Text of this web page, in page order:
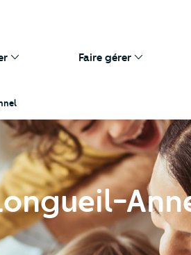
Faire gérer